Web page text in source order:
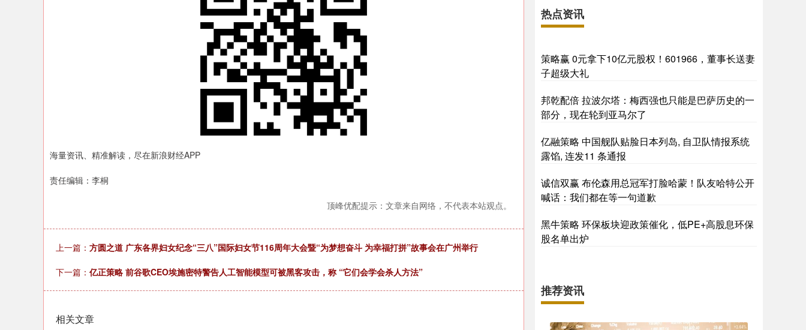
海量资讯、精准解读，尽在新浪财经APP
责任编辑：李桐
顶峰优配提示：文章来自网络，不代表本站观点。
上一篇： 方圆之道 ​广东各界妇女纪念“三八”国际妇女节116周年大会暨“为梦想奋斗 为幸福打拼”故事会在广州举行
下一篇： 亿正策略 前谷歌CEO埃施密特警告人工智能模型可被黑客攻击，称 “它们会学会杀人方法”
相关文章
热点资讯
策略赢 0元拿下10亿元股权！601966，董事长送妻
子超级大礼
邦乾配倍 拉波尔塔：梅西强也只能是巴萨历史的一
部分，现在轮到亚马尔了
亿融策略 中国舰队贴脸日本列岛, 自卫队情报系统
露馅, 连发11 条通报
诚信双赢 布伦森用总冠军打脸哈蒙！队友哈特公开
喊话：我们都在等一句道歉
黑牛策略 环保板块迎政策催化，低PE+高股息环保
股名单出炉
推荐资讯